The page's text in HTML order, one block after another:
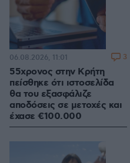
55χρονος στην Κρήτη
πείσθηκε ότι ιστοσελίδα
θα του εξασφάλιζε
αποδόσεις σε μετοχές και
έχασε €100.000
06.08.2026, 11:01 3